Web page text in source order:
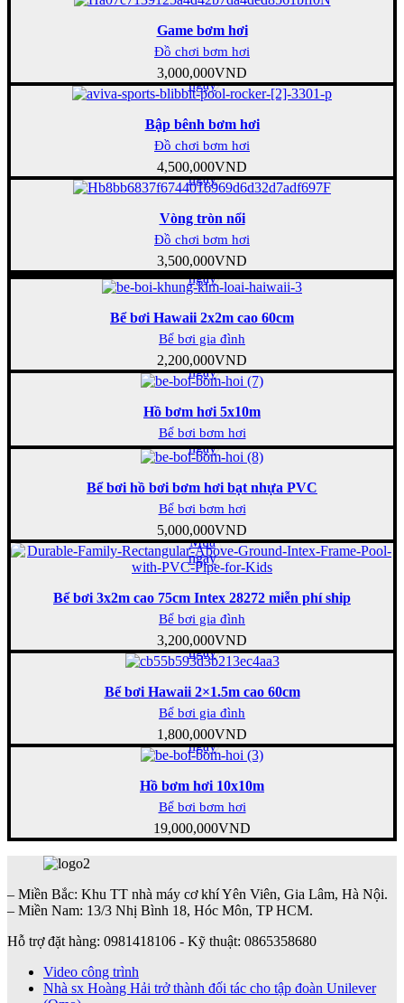
Game bơm hơi
Đồ chơi bơm hơi
3,000,000VND
Mua
ngay
Bập bênh bơm hơi
Đồ chơi bơm hơi
4,500,000VND
Mua
ngay
Vòng tròn nổi
Đồ chơi bơm hơi
3,500,000VND
Mua
ngay
Bể bơi Hawaii 2x2m cao 60cm
Bể bơi gia đình
2,200,000VND
Mua
ngay
Hồ bơm hơi 5x10m
Bể bơi bơm hơi
Mua
ngay
Bể bơi hồ bơi bơm hơi bạt nhựa PVC
Bể bơi bơm hơi
5,000,000VND
Mua
ngay
Bể bơi 3x2m cao 75cm Intex 28272 miễn phí ship
Bể bơi gia đình
3,200,000VND
Mua
ngay
Bể bơi Hawaii 2×1.5m cao 60cm
Bể bơi gia đình
1,800,000VND
Mua
ngay
Hồ bơm hơi 10x10m
Bể bơi bơm hơi
19,000,000VND
– Miền Bắc: Khu TT nhà máy cơ khí Yên Viên, Gia Lâm, Hà Nội.
– Miền Nam: 13/3 Nhị Bình 18, Hóc Môn, TP HCM.
Hỗ trợ đặt hàng: 0981418106 - Kỹ thuật: 0865358680
Video công trình
Nhà sx Hoàng Hải trở thành đối tác cho tập đoàn Unilever